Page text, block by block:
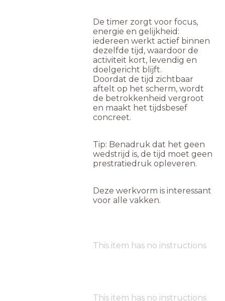
De timer zorgt voor focus,
energie en gelijkheid:
iedereen werkt actief binnen
dezelfde tijd, waardoor de
activiteit kort, levendig en
doelgericht blijft.
Doordat de tijd zichtbaar
aftelt op het scherm, wordt
de betrokkenheid vergroot
en maakt het tijdsbesef
concreet.
Tip: Benadruk dat het geen
wedstrijd is, de tijd moet geen
prestratiedruk opleveren.
Deze werkvorm is interessant
voor alle vakken.
This item has no instructions
This item has no instructions